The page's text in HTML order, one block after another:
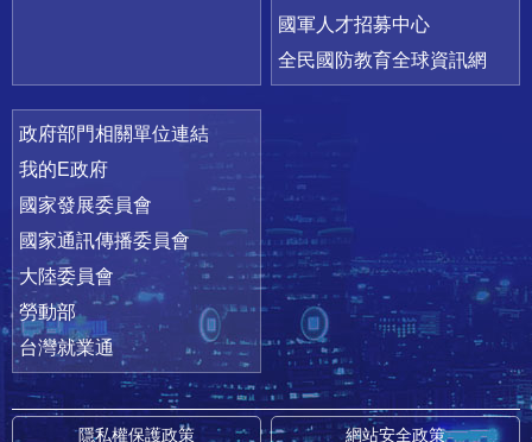
國軍人才招募中心
全民國防教育全球資訊網
政府部門相關單位連結
我的E政府
國家發展委員會
國家通訊傳播委員會
大陸委員會
勞動部
台灣就業通
隱私權保護政策 網站安全政策